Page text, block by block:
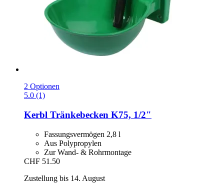
2 Optionen
5.0 (1)
Kerbl Tränkebecken K75, 1/2"
Fassungsvermögen 2,8 l
Aus Polypropylen
Zur Wand- & Rohrmontage
CHF 51.50
Zustellung bis 14. August